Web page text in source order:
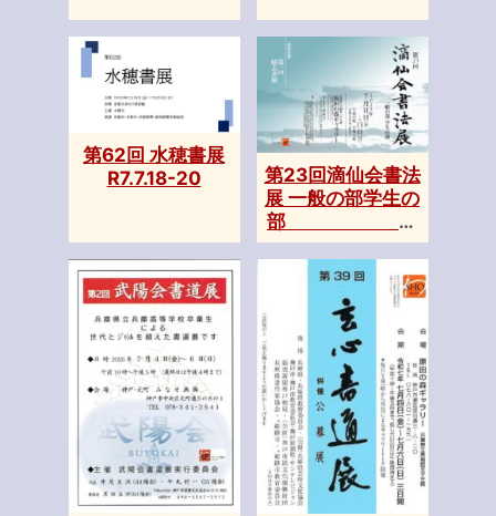
第62回 水穂書展
R7.7.18-20
第23回滴仙会書法
展 一般の部学生の
部 Ｒ
7.7.11-13